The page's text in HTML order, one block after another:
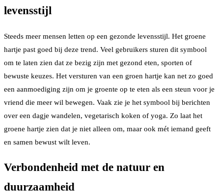
levensstijl
Steeds meer mensen letten op een gezonde levensstijl. Het groene
hartje past goed bij deze trend. Veel gebruikers sturen dit symbool
om te laten zien dat ze bezig zijn met gezond eten, sporten of
bewuste keuzes. Het versturen van een groen hartje kan net zo goed
een aanmoediging zijn om je groente op te eten als een steun voor je
vriend die meer wil bewegen. Vaak zie je het symbool bij berichten
over een dagje wandelen, vegetarisch koken of yoga. Zo laat het
groene hartje zien dat je niet alleen om, maar ook mét iemand geeft
en samen bewust wilt leven.
Verbondenheid met de natuur en
duurzaamheid